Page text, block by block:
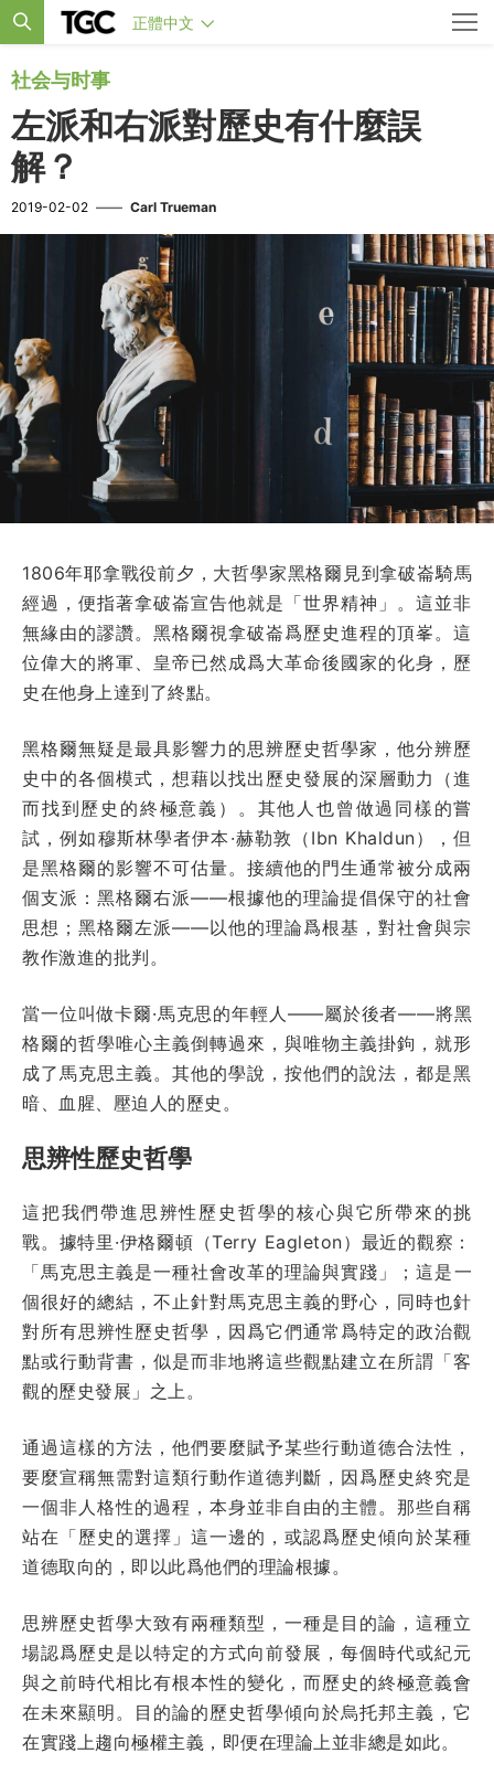
正體中文
社会与时事
左派和右派對歷史有什麼誤
解？
2019-02-02 —— Carl Trueman
1806年耶拿戰役前夕，大哲學家黑格爾見到拿破崙騎馬
經過，便指著拿破崙宣告他就是「世界精神」。這並非
無緣由的謬讚。黑格爾視拿破崙爲歷史進程的頂峯。這
位偉大的將軍、皇帝已然成爲大革命後國家的化身，歷
史在他身上達到了終點。
黑格爾無疑是最具影響力的思辨歷史哲學家，他分辨歷
史中的各個模式，想藉以找出歷史發展的深層動力（進
而找到歷史的終極意義）。其他人也曾做過同樣的嘗
試，例如穆斯林學者伊本·赫勒敦（Ibn Khaldun），但
是黑格爾的影響不可估量。接續他的門生通常被分成兩
個支派：黑格爾右派——根據他的理論提倡保守的社會
思想；黑格爾左派——以他的理論爲根基，對社會與宗
教作激進的批判。
當一位叫做卡爾·馬克思的年輕人——屬於後者——將黑
格爾的哲學唯心主義倒轉過來，與唯物主義掛鉤，就形
成了馬克思主義。其他的學說，按他們的說法，都是黑
暗、血腥、壓迫人的歷史。
思辨性歷史哲學
這把我們帶進思辨性歷史哲學的核心與它所帶來的挑
戰。據特里·伊格爾頓（Terry Eagleton）最近的觀察：
「馬克思主義是一種社會改革的理論與實踐」；這是一
個很好的總結，不止針對馬克思主義的野心，同時也針
對所有思辨性歷史哲學，因爲它們通常爲特定的政治觀
點或行動背書，似是而非地將這些觀點建立在所謂「客
觀的歷史發展」之上。
通過這樣的方法，他們要麼賦予某些行動道德合法性，
要麼宣稱無需對這類行動作道德判斷，因爲歷史終究是
一個非人格性的過程，本身並非自由的主體。那些自稱
站在「歷史的選擇」這一邊的，或認爲歷史傾向於某種
道德取向的，即以此爲他們的理論根據。
思辨歷史哲學大致有兩種類型，一種是目的論，這種立
場認爲歷史是以特定的方式向前發展，每個時代或紀元
與之前時代相比有根本性的變化，而歷史的終極意義會
在未來顯明。目的論的歷史哲學傾向於烏托邦主義，它
在實踐上趨向極權主義，即便在理論上並非總是如此。